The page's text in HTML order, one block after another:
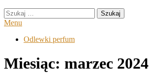
Szukaj:
Menu
Odlewki perfum
Miesiąc: marzec 2024